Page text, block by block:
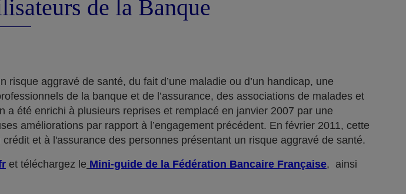
de la Banque
aggravé de santé, du fait d’une maladie ou d’un handicap, une
de la banque et de l’assurance, des associations de malades et
été enrichi à plusieurs reprises et remplacé en janvier 2007 par une
améliorations par rapport à l’engagement précédent. En février 2011, cette
et à l'assurance des personnes présentant un risque aggravé de santé.
et téléchargez le Mini-guide de la Fédération Bancaire Française, ainsi